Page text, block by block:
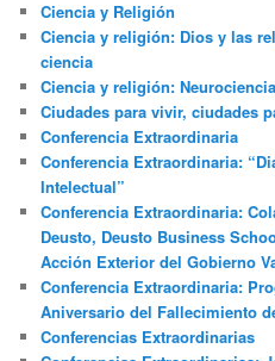
Ciencia y Religión
Ciencia y religión: Dios y las
ciencia
Ciencia y religión:
Ciudades para vivir, ciudades
Conferencia Extraordinaria
Conferencia Extraordinaria:
Intelectual”
Conferencia Extraordinaria:
Deusto, Deusto Business
Acción Exterior del Gobierno
Conferencia Extraordinaria:
Aniversario del Fallecimiento
Conferencias Extraordinarias